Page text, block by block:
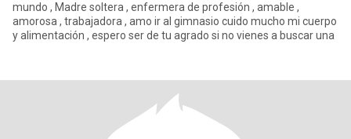
mundo , Madre soltera , enfermera de profesión , amable ,
amorosa , trabajadora , amo ir al gimnasio cuido mucho mi cuerpo
y alimentación , espero ser de tu agrado si no vienes a buscar una